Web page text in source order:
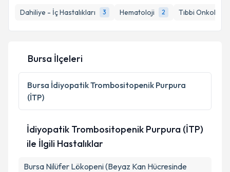
Dahiliye - İç Hastalıkları
3 Hematoloji 2 Tıbbi Onkoloji
Bursa İlçeleri
Bursa İdiyopatik Trombositopenik Purpura
(İTP)
İdiyopatik Trombositopenik Purpura (İTP)
ile İlgili Hastalıklar
Bursa Nilüfer Lökopeni (Beyaz Kan Hücresinde